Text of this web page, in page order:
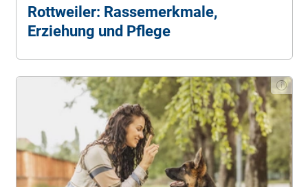
Rottweiler: Rassemerkmale,
Erziehung und Pflege